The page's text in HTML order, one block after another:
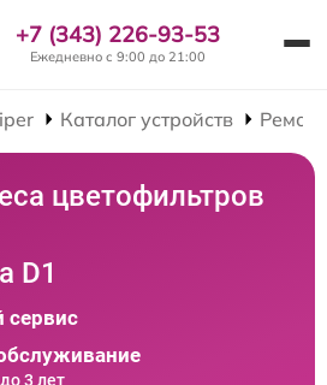
+7 (343) 226-93-53
Ежедневно с 9:00 до 21:00
Каталог устройств
цветофильтров
D1
3 лет